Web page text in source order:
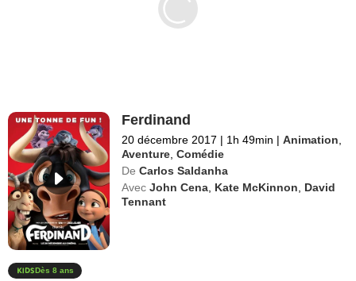
Ferdinand
20 décembre 2017 | 1h 49min | Animation
Aventure ,Comédie
De Carlos Saldanha
Avec John Cena Kate McKinnon
David
Tennant
Dès 8 ans